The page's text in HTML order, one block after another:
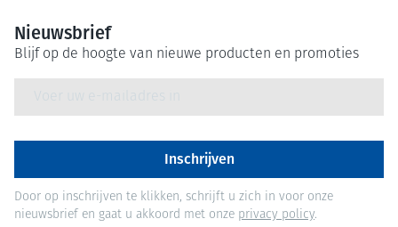
Nieuwsbrief
Blijf op de hoogte van nieuwe producten en promoties
Inschrijven
Door op inschrijven te klikken, schrijft u zich in voor onze
nieuwsbrief en gaat u akkoord met onze privacy policy.